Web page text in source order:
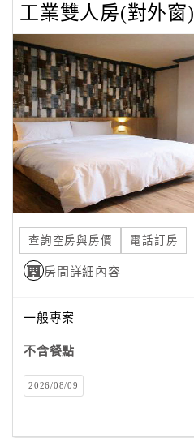
單
Line
線
上
客
服
紅
利
查
訂
房
Q&A
工業雙人房(對外窗)
查詢空房與房價 電話訂房
房間詳細內容
一般專案
不含餐點
2026/08/09